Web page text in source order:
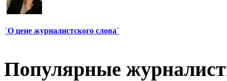
`О цене журналистского слова`
Популярные